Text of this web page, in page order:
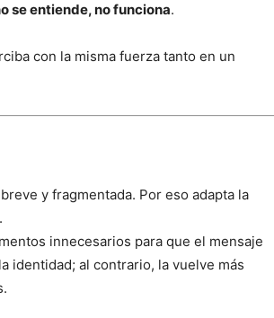
se entiende, no funciona.
con la misma fuerza tanto en un
y fragmentada. Por eso adapta la
innecesarios para que el mensaje
identidad; al contrario, la vuelve más